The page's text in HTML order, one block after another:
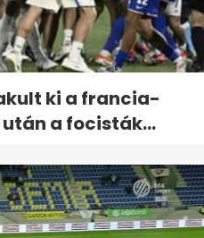
ki a francia-
a focisták...